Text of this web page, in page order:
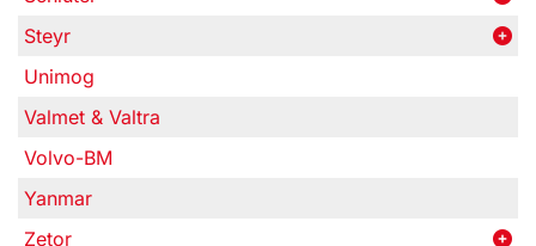
Steyr
Unimog
Valmet & Valtra
Volvo-BM
Yanmar
Zetor